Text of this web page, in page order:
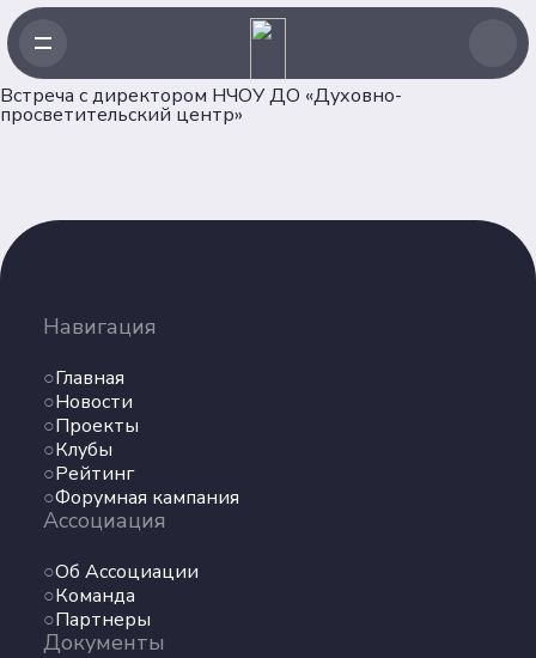
Встреча с директором НЧОУ ДО «Духовно-
просветительский центр»
Навигация
Главная
Новости
Проекты
Клубы
Рейтинг
Форумная кампания
Ассоциация
Об Ассоциации
Команда
Партнеры
Документы
Новости
Клубы
Рейтинг
Форумная кампания
Об Ассоциации
Команда
Партнеры